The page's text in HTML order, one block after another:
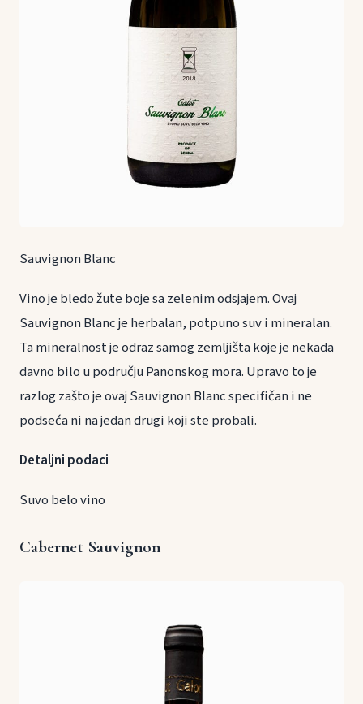
Sauvignon Blanc
Vino je bledo žute boje sa zelenim odsjajem. Ovaj
Sauvignon Blanc je herbalan, potpuno suv i mineralan.
Ta mineralnost je odraz samog zemljišta koje je nekada
davno bilo u području Panonskog mora. Upravo to je
razlog zašto je ovaj Sauvignon Blanc specifičan i ne
podseća ni na jedan drugi koji ste probali.
Detaljni podaci
Suvo belo vino
Cabernet Sauvignon